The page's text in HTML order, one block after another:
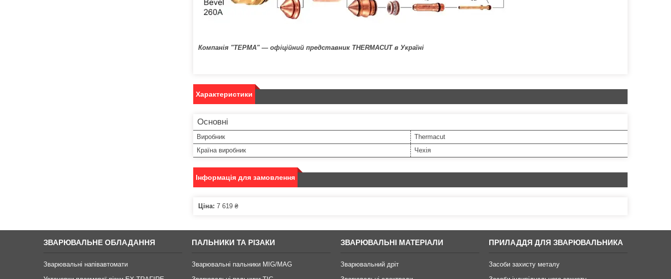
Компанія "ТЕРМА" ― офіційний представник THERMACUT в Україні
Характеристики
Основні
Виробник
Thermacut
Країна виробник
Чехія
Інформація для замовлення
Ціна: 7 619 ₴
ЗВАРЮВАЛЬНЕ ОБЛАДАННЯ
Зварювальні напівавтомати
ПАЛЬНИКИ ТА РІЗАКИ
Зварювальні пальники MIG/MAG
ЗВАРЮВАЛЬНІ МАТЕРІАЛИ
Зварювальний дріт
ПРИЛАДДЯ ДЛЯ ЗВАРЮВАЛЬНИКА
Засоби захисту металу